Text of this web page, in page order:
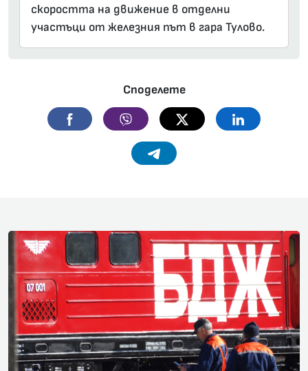
скоростта на движение в отделни
участъци от железния път в гара Тулово.
Споделете
Facebook Viber Twitter Linkedin
Telegram